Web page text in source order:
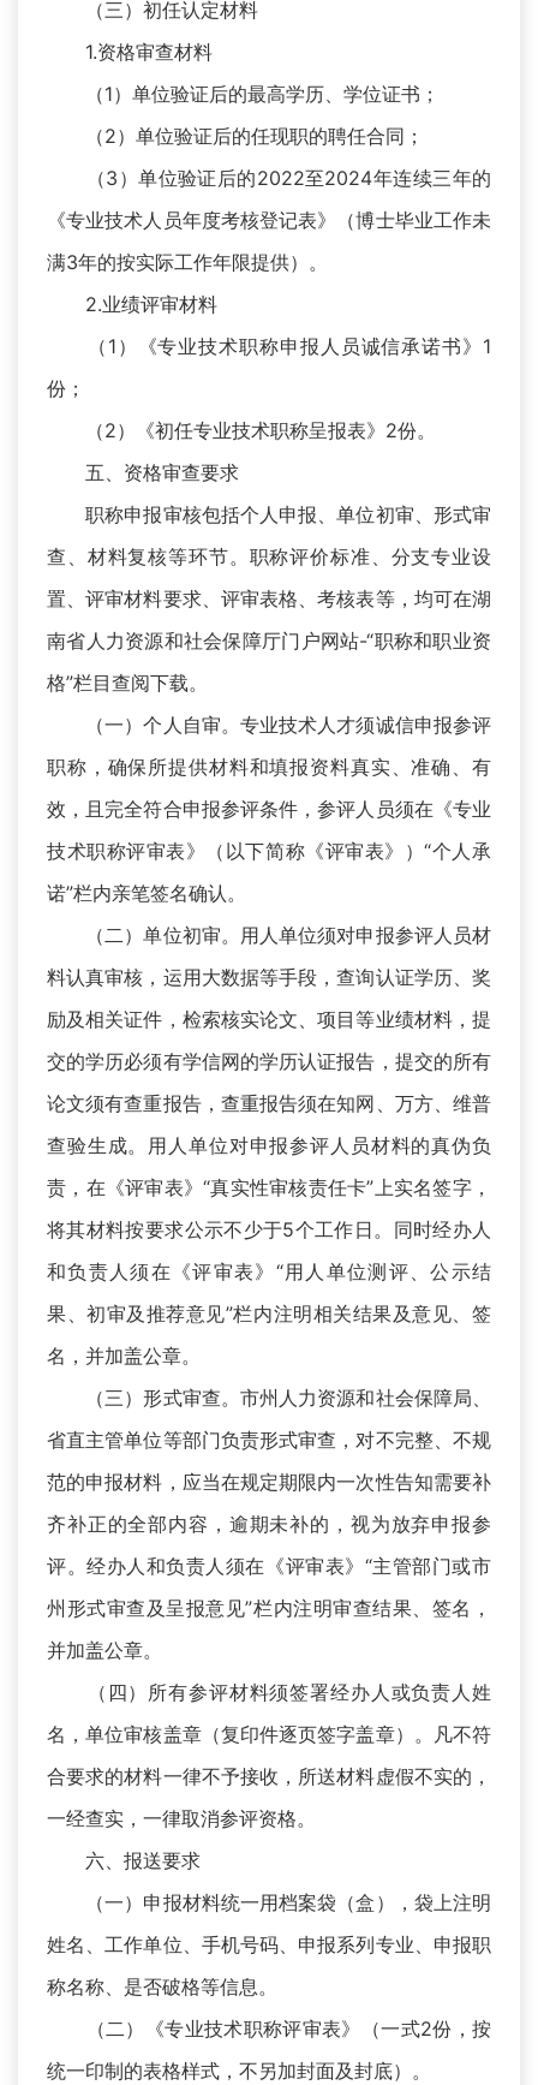
（三）初任认定材料
1.资格审查材料
（1）单位验证后的最高学历、学位证书；
（2）单位验证后的任现职的聘任合同；
（3）单位验证后的2022至2024年连续三年的
《专业技术人员年度考核登记表》（博士毕业工作未
满3年的按实际工作年限提供）。
2.业绩评审材料
（1）《专业技术职称申报人员诚信承诺书》1
份；
（2）《初任专业技术职称呈报表》2份。
五、资格审查要求
职称申报审核包括个人申报、单位初审、形式审
查、材料复核等环节。职称评价标准、分支专业设
置、评审材料要求、评审表格、考核表等，均可在湖
南省人力资源和社会保障厅门户网站-“职称和职业资
格”栏目查阅下载。
（一）个人自审。专业技术人才须诚信申报参评
职称，确保所提供材料和填报资料真实、准确、有
效，且完全符合申报参评条件，参评人员须在《专业
技术职称评审表》（以下简称《评审表》）“个人承
诺”栏内亲笔签名确认。
（二）单位初审。用人单位须对申报参评人员材
料认真审核，运用大数据等手段，查询认证学历、奖
励及相关证件，检索核实论文、项目等业绩材料，提
交的学历必须有学信网的学历认证报告，提交的所有
论文须有查重报告，查重报告须在知网、万方、维普
查验生成。用人单位对申报参评人员材料的真伪负
责，在《评审表》“真实性审核责任卡”上实名签字，
将其材料按要求公示不少于5个工作日。同时经办人
和负责人须在《评审表》“用人单位测评、公示结
果、初审及推荐意见”栏内注明相关结果及意见、签
名，并加盖公章。
（三）形式审查。市州人力资源和社会保障局、
省直主管单位等部门负责形式审查，对不完整、不规
范的申报材料，应当在规定期限内一次性告知需要补
齐补正的全部内容，逾期未补的，视为放弃申报参
评。经办人和负责人须在《评审表》“主管部门或市
州形式审查及呈报意见”栏内注明审查结果、签名，
并加盖公章。
（四）所有参评材料须签署经办人或负责人姓
名，单位审核盖章（复印件逐页签字盖章）。凡不符
合要求的材料一律不予接收，所送材料虚假不实的，
一经查实，一律取消参评资格。
六、报送要求
（一）申报材料统一用档案袋（盒），袋上注明
姓名、工作单位、手机号码、申报系列专业、申报职
称名称、是否破格等信息。
（二）《专业技术职称评审表》（一式2份，按
统一印制的表格样式，不另加封面及封底）。